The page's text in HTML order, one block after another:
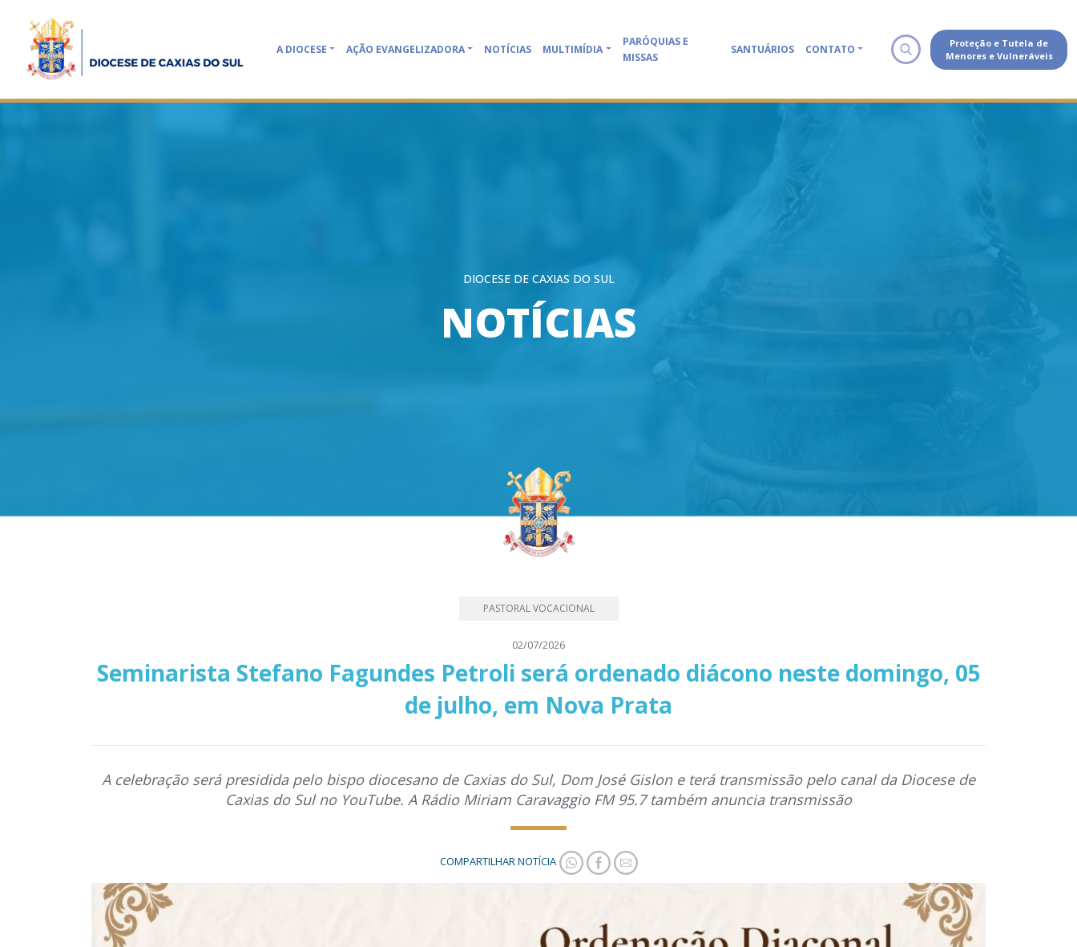
A DIOCESE AÇÃO EVANGELIZADORA NOTÍCIAS MULTIMÍDIA
PARÓQUIAS E
MISSAS
SANTUÁRIOS CONTATO
Proteção e Tutela de
Menores e Vulneráveis
DIOCESE DE CAXIAS DO SUL
NOTÍCIAS
PASTORAL VOCACIONAL
02/07/2026
Seminarista Stefano Fagundes Petroli será ordenado diácono neste domingo, 05
de julho, em Nova Prata
A celebração será presidida pelo bispo diocesano de Caxias do Sul, Dom José Gislon e terá transmissão pelo canal da Diocese de
Caxias do Sul no YouTube. A Rádio Miriam Caravaggio FM 95.7 também anuncia transmissão
COMPARTILHAR NOTÍCIA